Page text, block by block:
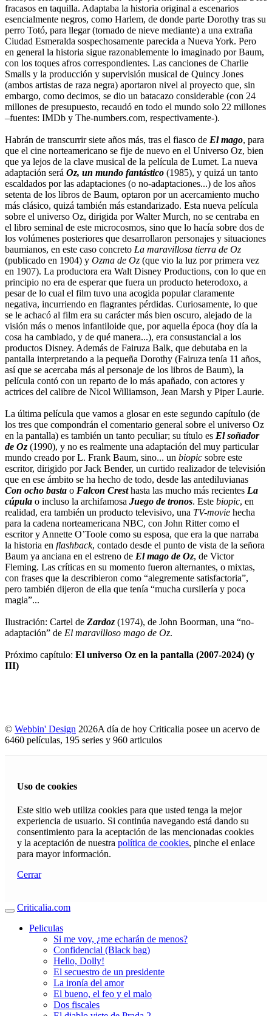
fracasos en taquilla. Adaptaba la historia original a escenarios
esencialmente negros, como Harlem, de donde parte Dorothy tras su
perro Totó, para llegar (tornado de nieve mediante) a una extraña
Ciudad Esmeralda sospechosamente parecida a Nueva York. Pero
en general la historia sigue razonablemente lo imaginado por Baum,
con los toques afros correspondientes. Las canciones de Charlie
Smalls y la producción y supervisión musical de Quincy Jones
(ambos artistas de raza negra) aportaron nivel al proyecto que, sin
embargo, como decimos, se dio un batacazo considerable (con 24
millones de presupuesto, recaudó en todo el mundo solo 22 millones
–fuentes: IMDb y The-numbers.com, respectivamente-).
Habrán de transcurrir siete años más, tras el fiasco de El mago, para
que el cine norteamericano se fije de nuevo en el Universo Oz, bien
que ya lejos de la clave musical de la película de Lumet. La nueva
adaptación será Oz, un mundo fantástico (1985), y quizá un tanto
escaldados por las adaptaciones (o no-adaptaciones...) de los años
setenta de los libros de Baum, optaron por un acercamiento mucho
más clásico, quizá también más estandarizado. Esta nueva película
sobre el universo Oz, dirigida por Walter Murch, no se centraba en
el libro seminal de este microcosmos, sino que lo hacía sobre dos de
los volúmenes posteriores que desarrollaron personajes y situaciones
baumianos, en este caso concreto La maravillosa tierra de Oz
(publicado en 1904) y Ozma de Oz (que vio la luz por primera vez
en 1907). La productora era Walt Disney Productions, con lo que en
principio no era de esperar que fuera un producto heterodoxo, a
pesar de lo cual el film tuvo una acogida popular claramente
negativa, incurriendo en flagrantes pérdidas. Curiosamente, lo que
se le achacó al film era su carácter más bien oscuro, alejado de la
visión más o menos infantiloide que, por aquella época (hoy día la
cosa ha cambiado, y de qué manera...), era consustancial a los
productos Disney. Además de Fairuza Balk, que debutaba en la
pantalla interpretando a la pequeña Dorothy (Fairuza tenía 11 años,
así que se acercaba más al personaje de los libros de Baum), la
película contó con un reparto de lo más apañado, con actores y
actrices del calibre de Nicol Williamson, Jean Marsh y Piper Laurie.
La última película que vamos a glosar en este segundo capítulo (de
los tres que compondrán el comentario general sobre el universo Oz
en la pantalla) es también un tanto peculiar; su título es El soñador
de Oz (1990), y no es realmente una adaptación del muy particular
mundo creado por L. Frank Baum, sino... un biopic sobre este
escritor, dirigido por Jack Bender, un curtido realizador de televisión
que en ese ámbito se ha hecho de todo, desde las antediluvianas
Con ocho basta o Falcon Cresthasta las mucho más recientes La
cúpula o incluso la archifamosa Juego de tronos. Este biopic, en
realidad, era también un producto televisivo, una TV-movie hecha
para la cadena norteamericana NBC, con John Ritter como el
escritor y Annette O’Toole como su esposa, que era la que narraba
la historia en flashback, contado desde el punto de vista de la señora
Baum ya anciana en el estreno de El mago de Oz, de Victor
Fleming. Las críticas en su momento fueron alternantes, o mixtas,
con frases que la describieron como “alegremente satisfactoria”,
pero también dijeron de ella que tenía “mucha cursilería y poca
magia”...
Ilustración: Cartel de Zardoz (1974), de John Boorman, una “no-
adaptación” de El maravilloso mago de Oz.
Próximo capítulo: El universo Oz en la pantalla (2007-2024) (y
III)
© Webbin' Design 2026A día de hoy Criticalia posee un acervo de
6460 películas, 195 series y 960 articulos
Uso de cookies
Este sitio web utiliza cookies para que usted tenga la mejor
experiencia de usuario. Si continúa navegando está dando su
consentimiento para la aceptación de las mencionadas cookies
y la aceptación de nuestra política de cookies, pinche el enlace
para mayor información.
Cerrar
Criticalia.com
Peliculas
Si me voy, ¿me echarán de menos?
Confidencial (Black bag)
Hello, Dolly!
El secuestro de un presidente
La ironía del amor
El bueno, el feo y el malo
Dos fiscales